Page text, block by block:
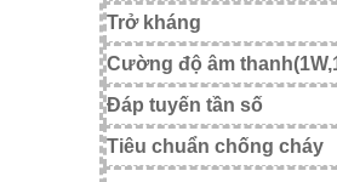
Trở kháng
Cường độ âm
Đáp tuyến tần số
Tiêu chuẩn chống cháy